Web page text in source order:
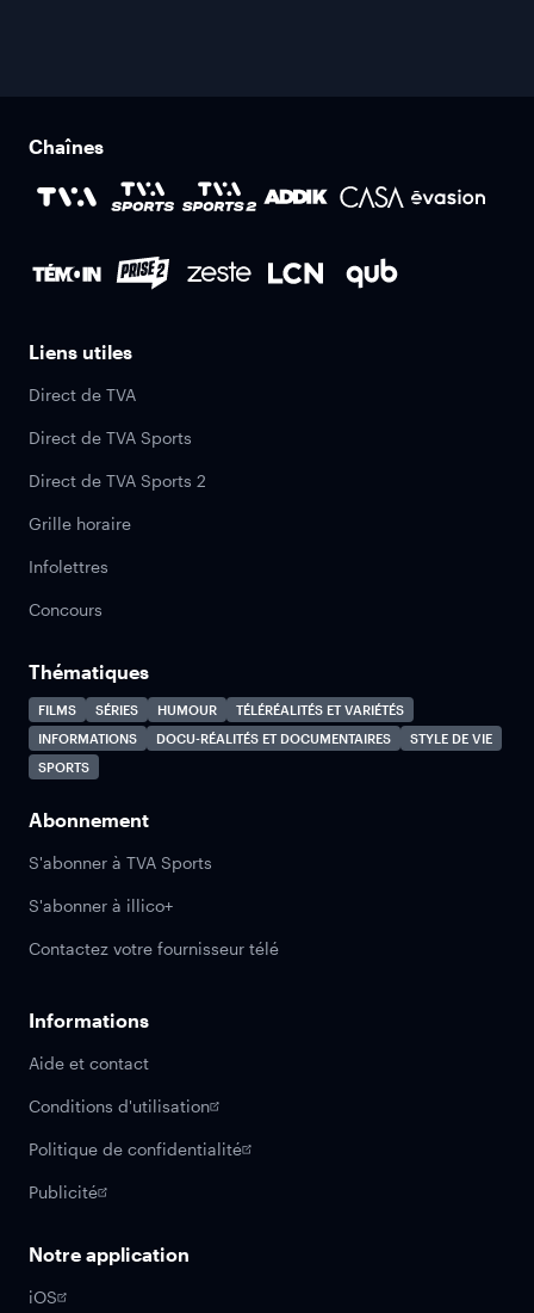
Chaînes
Liens utiles
Direct de TVA
Direct de TVA Sports
Direct de TVA Sports 2
Grille horaire
Infolettres
Concours
Thématiques
FILMS SÉRIES HUMOUR
TÉLÉRÉALITÉS ET VARIÉTÉS
INFORMATIONS
DOCU-RÉALITÉS ET DOCUMENTAIRES
STYLE DE VIE
SPORTS
Abonnement
S'abonner à TVA Sports
S'abonner à illico+
Contactez votre fournisseur télé
Informations
Aide et contact
Conditions d'utilisation
Politique de confidentialité
Publicité
Notre application
iOS